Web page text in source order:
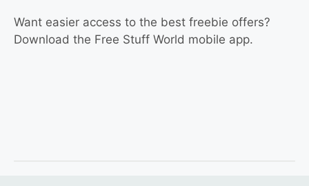
Want easier access to the best freebie offers?
Download the Free Stuff World mobile app.